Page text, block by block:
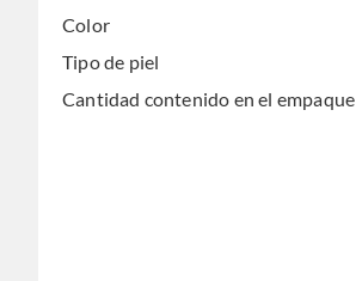
Color
Tipo de piel
Cantidad contenido en el empaque